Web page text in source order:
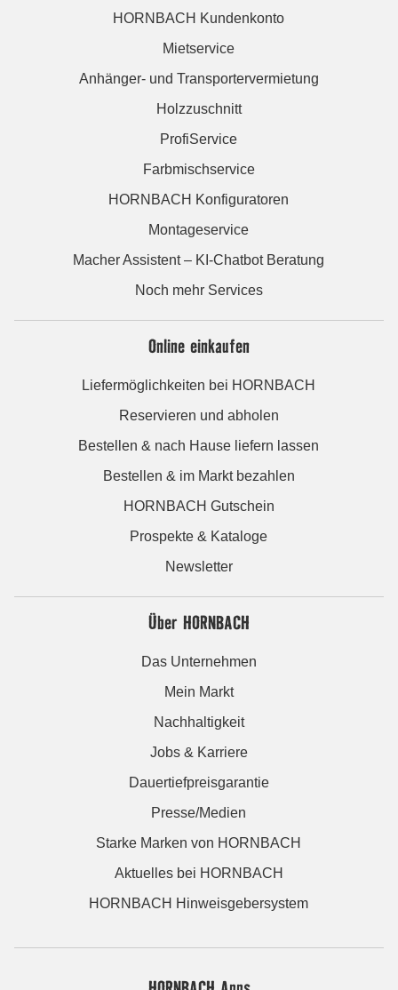
HORNBACH Kundenkonto
Mietservice
Anhänger- und Transportervermietung
Holzzuschnitt
ProfiService
Farbmischservice
HORNBACH Konfiguratoren
Montageservice
Macher Assistent – KI-Chatbot Beratung
Noch mehr Services
Online einkaufen
Liefermöglichkeiten bei HORNBACH
Reservieren und abholen
Bestellen & nach Hause liefern lassen
Bestellen & im Markt bezahlen
HORNBACH Gutschein
Prospekte & Kataloge
Newsletter
Über HORNBACH
Das Unternehmen
Mein Markt
Nachhaltigkeit
Jobs & Karriere
Dauertiefpreisgarantie
Presse/Medien
Starke Marken von HORNBACH
Aktuelles bei HORNBACH
HORNBACH Hinweisgebersystem